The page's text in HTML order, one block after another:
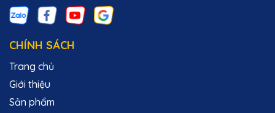
CHÍNH SÁCH
Trang chủ
Giới thiệu
Sản phẩm